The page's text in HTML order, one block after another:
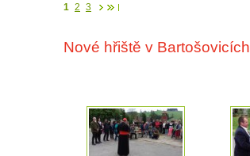
1 2 3
Nové hřiště v Bartošovicích